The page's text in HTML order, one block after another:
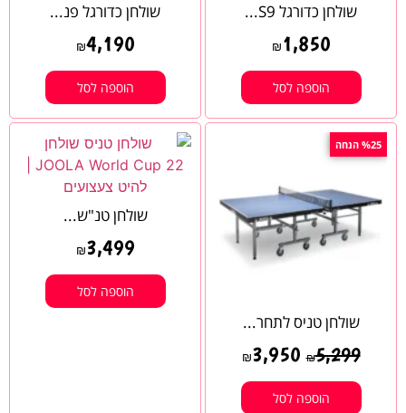
שולחן כדורגל S9...
₪ 1,850
הוספה לסל
שולחן כדורגל פנ...
₪4,190
הוספה לסל
%25 הנחה
שולחן טניס לתחר...
₪5,299
₪3,950
הוספה לסל
שולחן טנ"ש...
₪3,499
הוספה לסל